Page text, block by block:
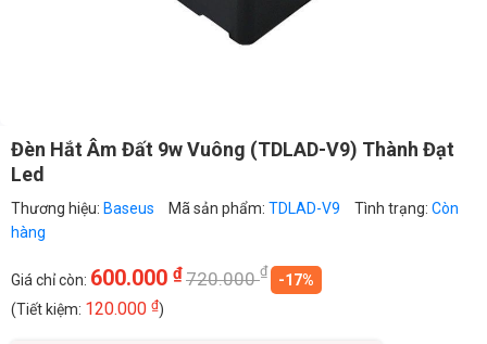
Đèn Hắt Âm Đất 9w Vuông (TDLAD-V9) Thành Đạt
Led
Thương hiệu: Baseus Mã sản phẩm: TDLAD-V9 Tình trạng: Còn
hàng
Giá chỉ còn: 600.000 ₫720.000₫
-17%
(Tiết kiệm: 120.000 ₫)